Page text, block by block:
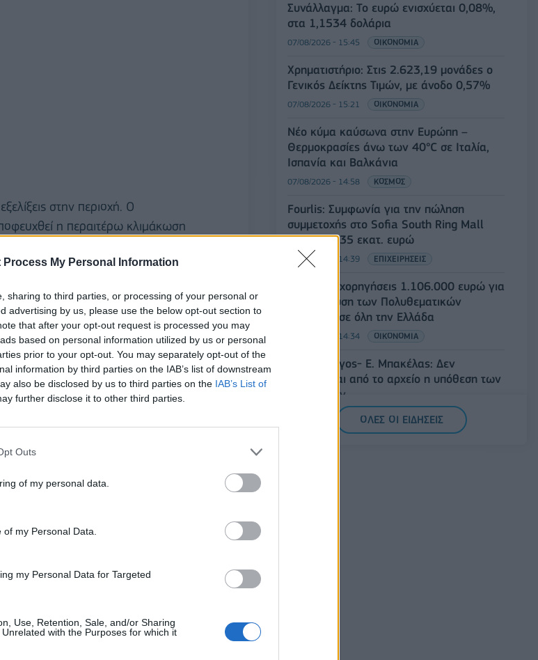
Process My Personal Information
sharing to third parties, or processing of your personal or
advertising by us, please use the below opt-out section to
that after your opt-out request is processed you may
based on personal information utilized by us or personal
prior to your opt-out. You may separately opt-out of the
information by third parties on the IAB’s list of downstream
also be disclosed by us to third parties on the IAB’s List of
further disclose it to other third parties.
Outs
of my personal data.
my Personal Data.
my Personal Data for Targeted
Use, Retention, Sale, and/or Sharing
with the Purposes for which it
στην περιοχή. O
η περαιτέρω κλιμάκωση
Αραβίας για αποκλιμάκωση και
Συνάλλαγμα: Το ευρώ ενισχύεται 0,08%,
στα 1,1534 δολάρια
07/08/2026 - 15:45 ΟΙΚΟΝΟΜΙΑ
Χρηματιστήριο: Στις 2.623,19 μονάδες ο
Γενικός Δείκτης Τιμών, με άνοδο 0,57%
07/08/2026 - 15:21 ΟΙΚΟΝΟΜΙΑ
Νέο κύμα καύσωνα στην Ευρώπη –
Θερμοκρασίες άνω των 40°C σε Ιταλία,
Ισπανία και Βαλκάνια
07/08/2026 - 14:58 ΚΟΣΜΟΣ
Fourlis: Συμφωνία για την πώληση
συμμετοχής στο Sofia South Ring Mall
έναντι 49,35 εκατ. ευρώ
07/08/2026 - 14:39 ΕΠΙΧΕΙΡΗΣΕΙΣ
ΥΠΠΟ: Επιχορηγήσεις 1.106.000 ευρώ για
την ενίσχυση των Πολυθεματικών
Φεστιβάλ σε όλη την Ελλάδα
07/08/2026 - 14:34 ΟΙΚΟΝΟΜΙΑ
Άρειος Πάγος- Ε. Μπακέλας: Δεν
ανασύρεται από το αρχείο η υπόθεση των
υποκλοπών
07/08/2026 - 14:11 ΕΛΛΑΔΑ
ΟΛΕΣ ΟΙ ΕΙΔΗΣΕΙΣ